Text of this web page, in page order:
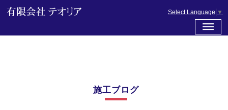
Select Language ▼
施工ブログ